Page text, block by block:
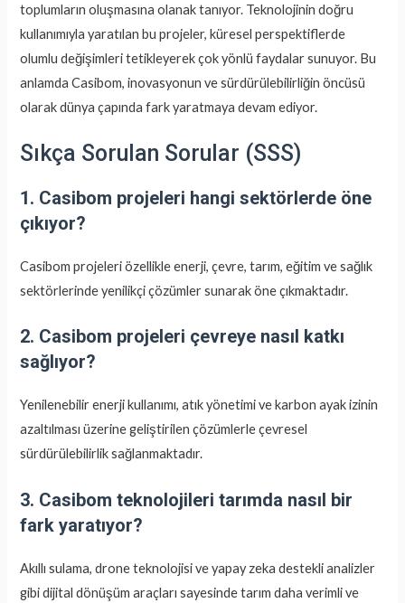
toplumların oluşmasına olanak tanıyor. Teknolojinin doğru
kullanımıyla yaratılan bu projeler, küresel perspektiflerde
olumlu değişimleri tetikleyerek çok yönlü faydalar sunuyor. Bu
anlamda Casibom, inovasyonun ve sürdürülebilirliğin öncüsü
olarak dünya çapında fark yaratmaya devam ediyor.
Sıkça Sorulan Sorular (SSS)
1. Casibom projeleri hangi sektörlerde öne
çıkıyor?
Casibom projeleri özellikle enerji, çevre, tarım, eğitim ve sağlık
sektörlerinde yenilikçi çözümler sunarak öne çıkmaktadır.
2. Casibom projeleri çevreye nasıl katkı
sağlıyor?
Yenilenebilir enerji kullanımı, atık yönetimi ve karbon ayak izinin
azaltılması üzerine geliştirilen çözümlerle çevresel
sürdürülebilirlik sağlanmaktadır.
3. Casibom teknolojileri tarımda nasıl bir
fark yaratıyor?
Akıllı sulama, drone teknolojisi ve yapay zeka destekli analizler
gibi dijital dönüşüm araçları sayesinde tarım daha verimli ve